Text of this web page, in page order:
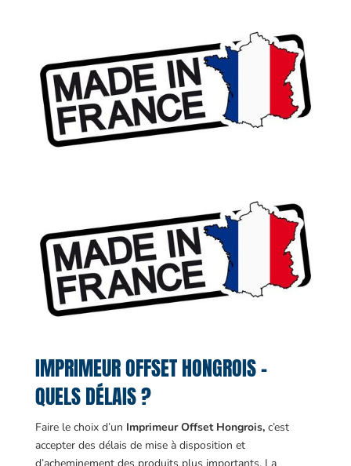
IMPRIMEUR OFFSET HONGROIS –
QUELS DÉLAIS ?
Faire le choix d’un Imprimeur Offset Hongrois,c’est
accepter des délais de mise à disposition et